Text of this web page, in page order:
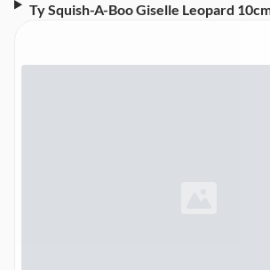
Ty Squish-A-Boo Giselle Leopard